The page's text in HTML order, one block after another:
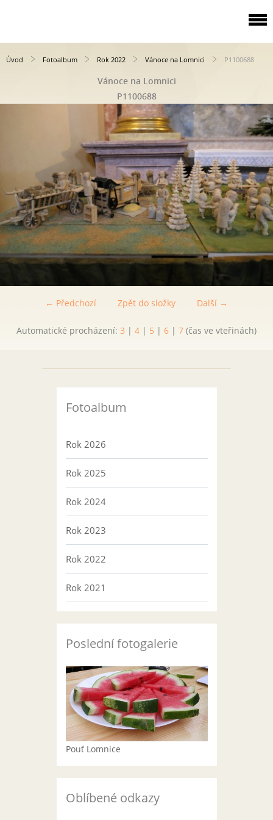
Úvod Fotoalbum Rok 2022 Vánoce na Lomnici P1100688
Vánoce na Lomnici
P1100688
← Předchozí Další →
Zpět do složky
Automatické procházení: 3 | 4 | 5 | 6 | 7 (čas ve vteřinách)
Fotoalbum
Rok 2026
Rok 2025
Rok 2024
Rok 2023
Rok 2022
Rok 2021
Poslední fotogalerie
Pouť Lomnice
Oblíbené odkazy